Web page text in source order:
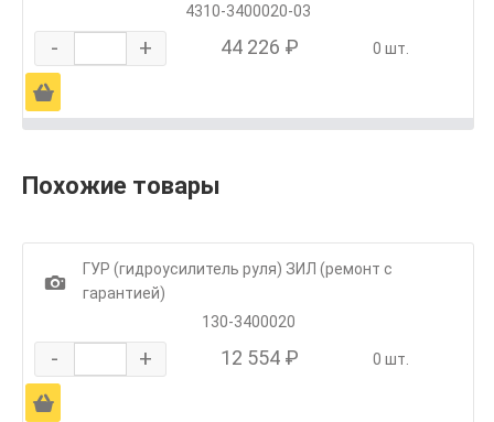
4310-3400020-03
- + 44 226 ₽ 0 шт.
Ä
Похожие товары
1
ГУР (гидроусилитель руля) ЗИЛ (ремонт с
гарантией)
130-3400020
- + 12 554 ₽ 0 шт.
Ä